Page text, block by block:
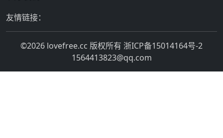
友情链接：
©2026 lovefree.cc 版权所有 浙ICP备15014164号-2
1564413823@qq.com